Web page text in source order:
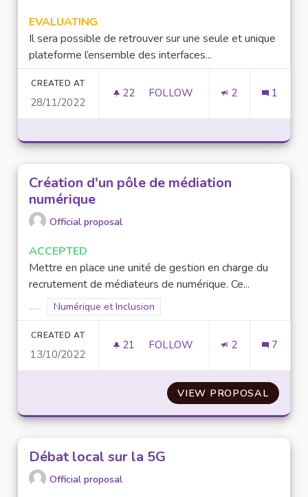
EVALUATING
Il sera possible de retrouver sur une seule et unique
plateforme l’ensemble des interfaces...
CREATED AT
28/11/2022
22 22 FOLLOWERS
FOLLOW 2 1
Création d'un pôle de médiation
numérique
Official proposal
ACCEPTED
Mettre en place une unité de gestion en charge du
recrutement de médiateurs de numérique. Ce...
Filter results for category:
Filter results for scope: Numérique et Inclusion
Numérique et Inclusion
CREATED AT
13/10/2022
21 21 FOLLOWERS
FOLLOW 2 7
VIEW PROPOSAL
Débat local sur la 5G
Official proposal